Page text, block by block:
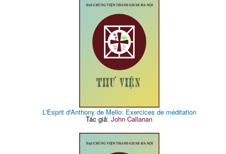
L'Esprit d'Anthony de Mello: Exercices de méditation
Tác giả:John Callanan